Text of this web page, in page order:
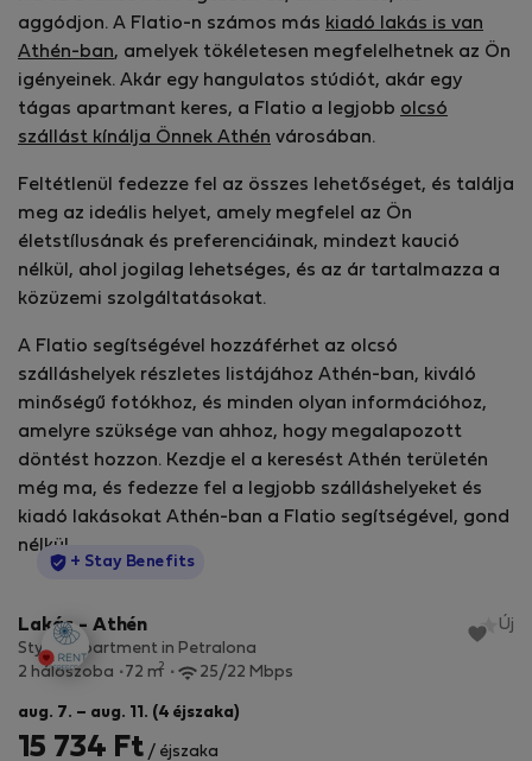
aggódjon. A Flatio-n számos más kiadó lakás is van
Athén-ban, amelyek tökéletesen megfelelhetnek az Ön
igényeinek. Akár egy hangulatos stúdiót, akár egy
tágas apartmant keres, a Flatio a legjobb olcsó
szállást kínálja Önnek Athén városában.
Feltétlenül fedezze fel az összes lehetőséget, és találja
meg az ideális helyet, amely megfelel az Ön
életstílusának és preferenciáinak, mindezt kaució
nélkül, ahol jogilag lehetséges, és az ár tartalmazza a
közüzemi szolgáltatásokat.
A Flatio segítségével hozzáférhet az olcsó
szálláshelyek részletes listájához Athén-ban, kiváló
minőségű fotókhoz, és minden olyan információhoz,
amelyre szüksége van ahhoz, hogy megalapozott
döntést hozzon. Kezdje el a keresést Athén területén
még ma, és fedezze fel a legjobb szálláshelyeket és
kiadó lakásokat Athén-ban a Flatio segítségével, gond
nélkül.
StayProtection
+ Stay Benefits
Lakás - Athén
Új
Stylish apartment in Petralona
2 hálószoba
72 m2 25/22 Mbps
aug. 7. – aug. 11. (4 éjszaka)
15 734 Ft / éjszaka